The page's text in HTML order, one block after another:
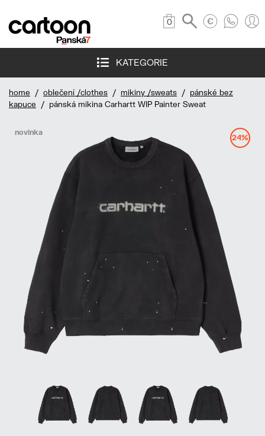
0
KATEGORIE
home / oblečení /clothes / mikiny /sweats / pánské bez
kapuce / pánská mikina Carhartt WIP Painter Sweat
24%
novinka